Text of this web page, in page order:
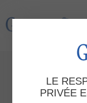
Gran Via 2
LE
PRIVÉE